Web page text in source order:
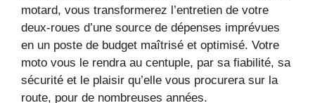
motard, vous transformerez l’entretien de votre
deux-roues d’une source de dépenses imprévues
en un poste de budget maîtrisé et optimisé. Votre
moto vous le rendra au centuple, par sa fiabilité, sa
sécurité et le plaisir qu’elle vous procurera sur la
route, pour de nombreuses années.